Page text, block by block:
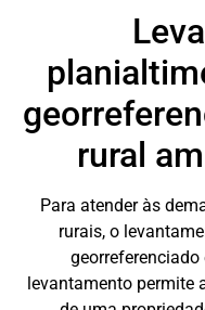
rural
Para atender às
rurais, o
levantamento permite